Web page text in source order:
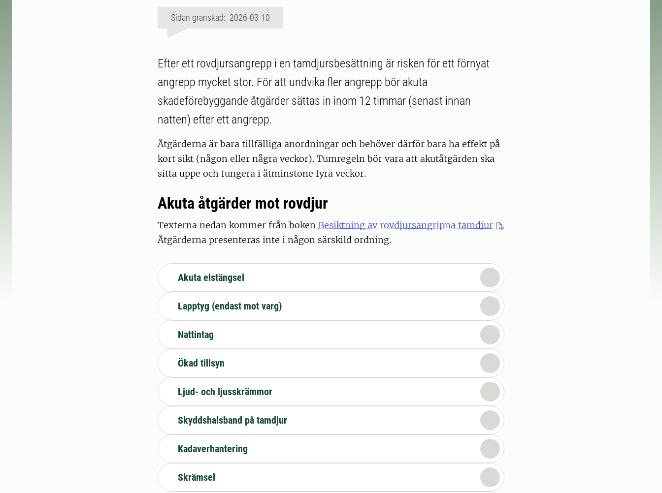
Sidan granskad: 2026-03-10
Efter ett rovdjursangrepp i en tamdjursbesättning är risken för ett förnyat
angrepp mycket stor. För att undvika fler angrepp bör akuta
skadeförebyggande åtgärder sättas in inom 12 timmar (senast innan
natten) efter ett angrepp.
Åtgärderna är bara tillfälliga anordningar och behöver därför bara ha effekt på
kort sikt (någon eller några veckor). Tumregeln bör vara att akutåtgärden ska
sitta uppe och fungera i åtminstone fyra veckor.
Akuta åtgärder mot rovdjur
Texterna nedan kommer från boken Besiktning av rovdjursangripna tamdjur
Åtgärderna presenteras inte i någon särskild ordning.
Akuta elstängsel
Lapptyg (endast mot varg)
Nattintag
Ökad tillsyn
Ljud- och ljusskrämmor
Skyddshalsband på tamdjur
Kadaverhantering
Skrämsel